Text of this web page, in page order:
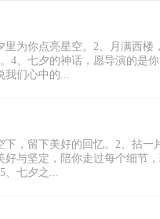
为你点亮星空。2、月满西
4、七夕的神话，愿导演的是
我们心中的...
，留下美好的回忆。2、拈
与坚定，陪你走过每个细节
、七夕之...